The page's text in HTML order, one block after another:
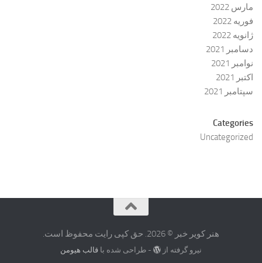
مارس 2022
فوریه 2022
ژانویه 2022
دسامبر 2021
نوامبر 2021
اکتبر 2021
سپتامبر 2021
Categories
Uncategorized
هنر کویر خبر © 2026. حق کپی رایت محفوظ است.
نیرو گرفته از - طراحی شده باقالب هیومن